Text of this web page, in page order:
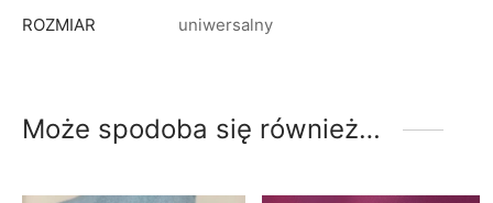
ROZMIAR uniwersalny
Może spodoba się również…